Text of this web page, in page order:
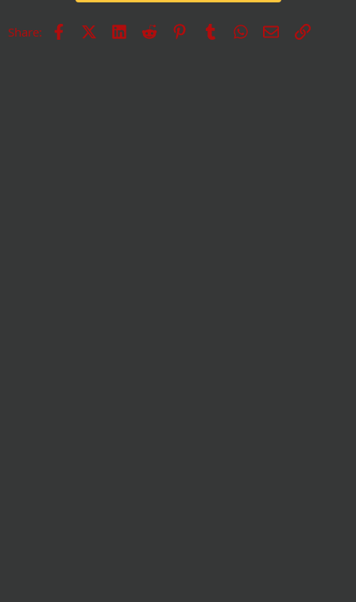
s
Share: Facebook LinkedInReddit PinterestTumblrWhatsApp
Е-поштаВрска